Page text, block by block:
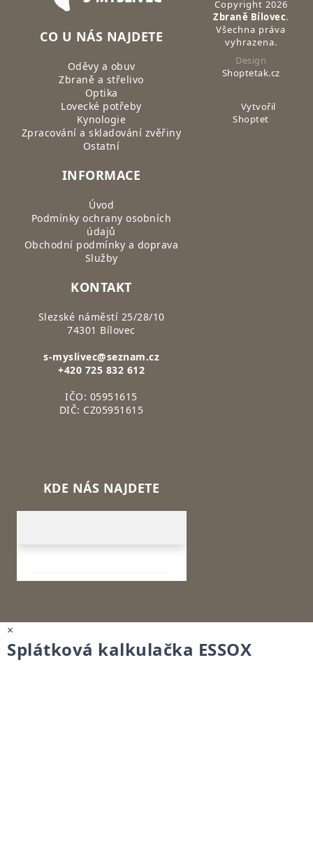
CO U NÁS NAJDETE
Oděvy a obuv
Zbraně a střelivo
Optika
Lovecké potřeby
Kynologie
Zpracování a skladování zvěřiny
Ostatní
INFORMACE
Úvod
Podmínky ochrany osobních
údajů
Obchodní podmínky a doprava
Služby
KONTAKT
Slezské náměstí 25/28/10
74301 Bílovec
s-myslivec@seznam.cz
+420 725 832 612
IČO: 05951615
DIČ: CZ05951615
KDE NÁS NAJDETE
Copyright 2026
Zbraně Bílovec.
Všechna práva
vyhrazena.
Design
Shoptetak.cz
Vytvořil
Shoptet
×
Splátková kalkulačka ESSOX